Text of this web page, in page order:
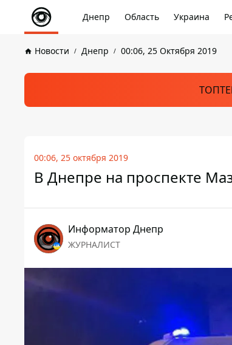
Днепр Область Украина
Новости Днепр 00:06, 25 Октября 2019
00:06, 25 октября 2019
В Днепре на проспекте
Информатор Днепр
ЖУРНАЛИСТ